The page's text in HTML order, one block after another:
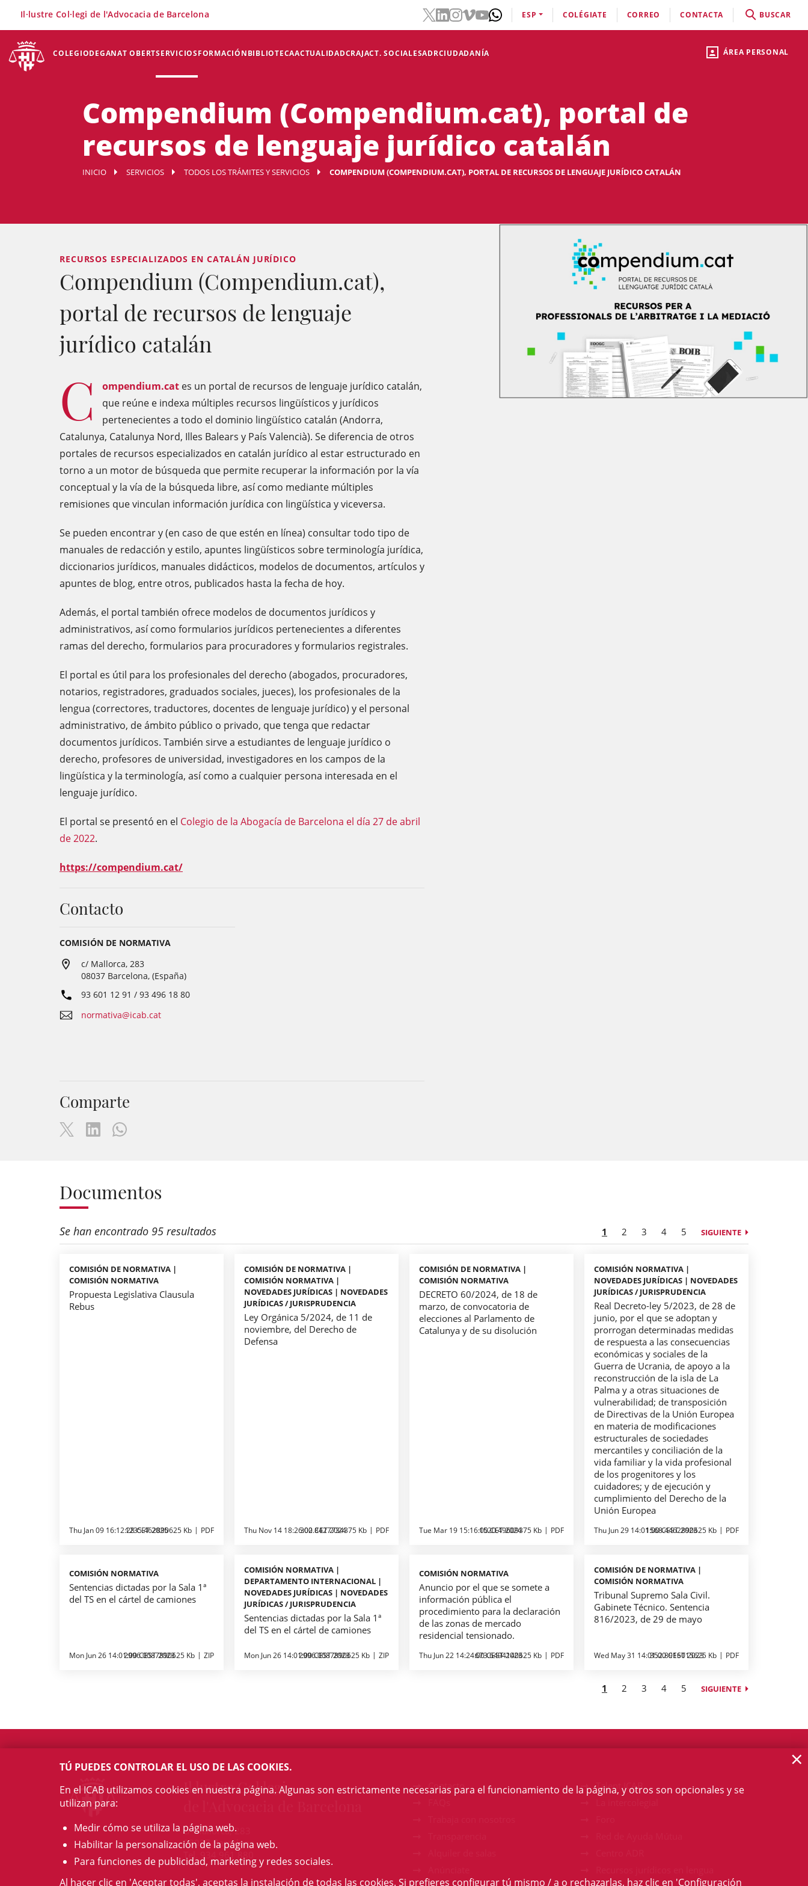
ÁREA PERSONAL
COLEGIODEGANAT OBERTSERVICIOSFORMACIÓNBIBLIOTECAACTUALIDADCRAJACT. SOCIALESADRCIUDADANÍA
Il·lustre Col·legi de l'Advocacia de Barcelona ESP COLÉGIATE CORREO CONTACTA BUSCAR
Compendium (Compendium.cat), portal de
recursos de lenguaje jurídico catalán
INICIO SERVICIOS TODOS LOS TRÁMITES Y SERVICIOS COMPENDIUM (COMPENDIUM.CAT), PORTAL DE RECURSOS DE LENGUAJE JURÍDICO CATALÁN
RECURSOS ESPECIALIZADOS EN CATALÁN JURÍDICO
Compendium (Compendium.cat),
portal de recursos de lenguaje
jurídico catalán
C ompendium.cat es un portal de recursos de lenguaje jurídico catalán,
que reúne e indexa múltiples recursos lingüísticos y jurídicos
pertenecientes a todo el dominio lingüístico catalán (Andorra,
Catalunya, Catalunya Nord, Illes Balears y País Valencià). Se diferencia de otros
portales de recursos especializados en catalán jurídico al estar estructurado en
torno a un motor de búsqueda que permite recuperar la información por la vía
conceptual y la vía de la búsqueda libre, así como mediante múltiples
remisiones que vinculan información jurídica con lingüística y viceversa.
Se pueden encontrar y (en caso de que estén en línea) consultar todo tipo de
manuales de redacción y estilo, apuntes lingüísticos sobre terminología jurídica,
diccionarios jurídicos, manuales didácticos, modelos de documentos, artículos y
apuntes de blog, entre otros, publicados hasta la fecha de hoy.
Además, el portal también ofrece modelos de documentos jurídicos y
administrativos, así como formularios jurídicos pertenecientes a diferentes
ramas del derecho, formularios para procuradores y formularios registrales.
El portal es útil para los profesionales del derecho (abogados, procuradores,
notarios, registradores, graduados sociales, jueces), los profesionales de la
lengua (correctores, traductores, docentes de lenguaje jurídico) y el personal
administrativo, de ámbito público o privado, que tenga que redactar
documentos jurídicos. También sirve a estudiantes de lenguaje jurídico o
derecho, profesores de universidad, investigadores en los campos de la
lingüística y la terminología, así como a cualquier persona interesada en el
lenguaje jurídico.
El portal se presentó en el Colegio de la Abogacía de Barcelona el día 27 de abril
de 2022.
https://compendium.cat/
Contacto
COMISIÓN DE NORMATIVA
c/ Mallorca, 283
08037 Barcelona, (España)
93 601 12 91 / 93 496 18 80
normativa@icab.cat
Comparte
Documentos
Se han encontrado 95 resultados 1 2 3 4 5 SIGUIENTE
COMISIÓN DE NORMATIVA |
COMISIÓN NORMATIVA
Propuesta Legislativa Clausula
Rebus
Thu Jan 09 16:12:28 CET 2025
1235.462890625 Kb PDF
COMISIÓN DE NORMATIVA |
COMISIÓN NORMATIVA |
NOVEDADES JURÍDICAS | NOVEDADES
JURÍDICAS / JURISPRUDENCIA
Ley Orgánica 5/2024, de 11 de
noviembre, del Derecho de
Defensa
Thu Nov 14 18:26:00 CET 2024
302.8427734375 Kb PDF
COMISIÓN DE NORMATIVA |
COMISIÓN NORMATIVA
DECRETO 60/2024, de 18 de
marzo, de convocatoria de
elecciones al Parlamento de
Catalunya y de su disolución
Tue Mar 19 15:16:00 CET 2024
1520.49609375 Kb PDF
COMISIÓN NORMATIVA |
NOVEDADES JURÍDICAS | NOVEDADES
JURÍDICAS / JURISPRUDENCIA
Real Decreto-ley 5/2023, de 28 de
junio, por el que se adoptan y
prorrogan determinadas medidas
de respuesta a las consecuencias
económicas y sociales de la
Guerra de Ucrania, de apoyo a la
reconstrucción de la isla de La
Palma y a otras situaciones de
vulnerabilidad; de transposición
de Directivas de la Unión Europea
en materia de modificaciones
estructurales de sociedades
mercantiles y conciliación de la
vida familiar y la vida profesional
de los progenitores y los
cuidadores; y de ejecución y
cumplimiento del Derecho de la
Unión Europea
Thu Jun 29 14:01:00 CEST 2023
1568.4462890625 Kb PDF
COMISIÓN NORMATIVA
Sentencias dictadas por la Sala 1ª
del TS en el cártel de camiones
Mon Jun 26 14:01:00 CEST 2023
2996.0087890625 Kb ZIP
COMISIÓN NORMATIVA |
DEPARTAMENTO INTERNACIONAL |
NOVEDADES JURÍDICAS | NOVEDADES
JURÍDICAS / JURISPRUDENCIA
Sentencias dictadas por la Sala 1ª
del TS en el cártel de camiones
Mon Jun 26 14:01:00 CEST 2023
2996.0087890625 Kb ZIP
COMISIÓN NORMATIVA
Anuncio por el que se somete a
información pública el
procedimiento para la declaración
de las zonas de mercado
residencial tensionado.
Thu Jun 22 14:24:00 CEST 2023
673.6494140625 Kb PDF
COMISIÓN DE NORMATIVA |
COMISIÓN NORMATIVA
Tribunal Supremo Sala Civil.
Gabinete Técnico. Sentencia
816/2023, de 29 de mayo
Wed May 31 14:01:00 CEST 2023
352.8916015625 Kb PDF
1 2 3 4 5 SIGUIENTE
Il·lustre Col·legi
c/ Mallorca, 283
08037 Barcelona
Tel. 934 961 880
Contacto
Talent ICAB
TÚ PUEDES CONTROLAR EL USO DE LAS COOKIES.
En el ICAB utilizamos cookies en nuestra página. Algunas son estrictamente necesarias para el funcionamiento de la página, y otros son opcionales y se
utilizan para:
Medir cómo se utiliza la página web.
Habilitar la personalización de la página web.
Para funciones de publicidad, marketing y redes sociales.
Al hacer clic en 'Aceptar todas', aceptas la instalación de todas las cookies. Si prefieres configurar tú mismo / a o rechazarlas, haz clic en 'Configuración
×